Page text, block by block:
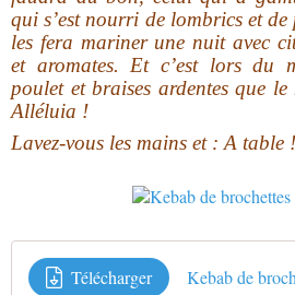
qui s’est nourri de lombrics et de
les fera mariner une nuit avec
et aromates. Et c’est lors du
poulet et braises ardentes que
Alléluia !
Lavez-vous les mains et : A table !
Télécharger Kebab de